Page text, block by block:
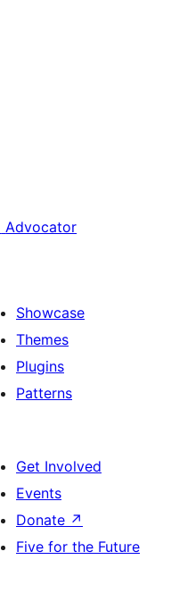
Advocator
Showcase
Themes
Plugins
Patterns
Get Involved
Events
Donate ↗
Five for the Future